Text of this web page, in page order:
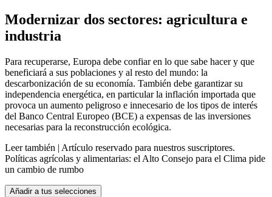
Modernizar dos sectores: agricultura e
industria
Para recuperarse, Europa debe confiar en lo que sabe hacer y que
beneficiará a sus poblaciones y al resto del mundo: la
descarbonización de su economía. También debe garantizar su
independencia energética, en particular la inflación importada que
provoca un aumento peligroso e innecesario de los tipos de interés
del Banco Central Europeo (BCE) a expensas de las inversiones
necesarias para la reconstrucción ecológica.
Leer también | Artículo reservado para nuestros suscriptores.
Políticas agrícolas y alimentarias: el Alto Consejo para el Clima pide
un cambio de rumbo
Añadir a tus selecciones